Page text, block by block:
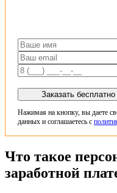
Заказать бесплатно
Нажимая на кнопку, вы даете
данных и соглашаетесь с
Что такое
заработной